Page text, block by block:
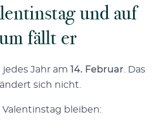
und auf
fällt er
Jahr am 14. Februar . Das
sich nicht.
Valentinstag bleiben: